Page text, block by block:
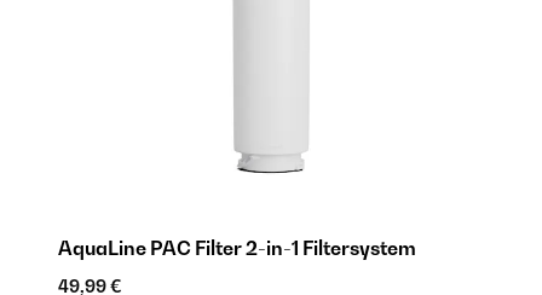
AquaLine PAC Filter 2-in-1 Filtersystem
49,99 €